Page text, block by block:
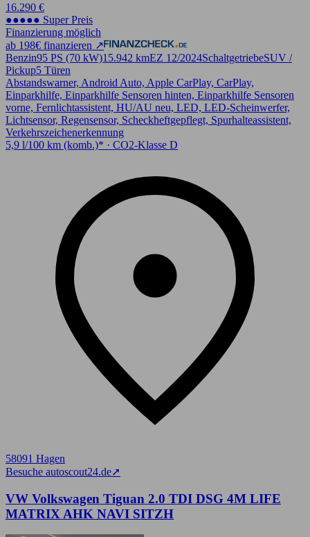
16.290 €
●●●●● Super Preis
Finanzierung möglich
ab 198€ finanzieren ↗
Benzin95 PS (70 kW)15.942 kmEZ 12/2024SchaltgetriebeSUV /
Pickup5 Türen
Abstandswarner, Android Auto, Apple CarPlay, CarPlay,
Einparkhilfe, Einparkhilfe Sensoren hinten, Einparkhilfe Sensoren
vorne, Fernlichtassistent, HU/AU neu, LED, LED-Scheinwerfer,
Lichtsensor, Regensensor, Scheckheftgepflegt, Spurhalteassistent,
Verkehrszeichenerkennung
5,9 l/100 km (komb.)* · CO2-Klasse D
58091 Hagen
Besuche autoscout24.de➚
VW Volkswagen Tiguan 2.0 TDI DSG 4M LIFE
MATRIX AHK NAVI SITZH